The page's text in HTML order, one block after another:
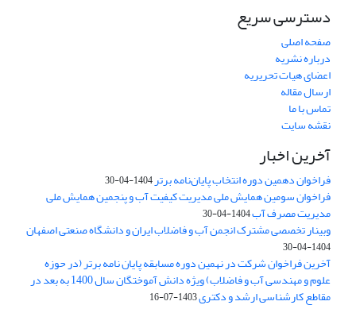
دسترسی سریع
صفحه اصلی
درباره نشریه
اعضای هیات تحریریه
ارسال مقاله
تماس با ما
نقشه سایت
آخرین اخبار
فراخوان دهمین دوره انتخاب پایان‌نامه برتر1404-04-30
فراخوان سومین همایش ملی مدیریت کیفیت آب و پنجمین همایش ملی
مدیریت مصرف آب1404-04-30
وبینار تخصصی مشترک انجمن آب و فاضلاب ایران و دانشگاه صنعتی اصفهان
1404-04-30
آخرین فراخوان شرکت در نهمین دوره مسابقه پایان نامه برتر (در حوزه
علوم و مهندسی آب و فاضلاب) ویژه دانش آموختگان سال 1400 به بعد در
مقاطع کارشناسی ارشد و دکتری1403-07-16